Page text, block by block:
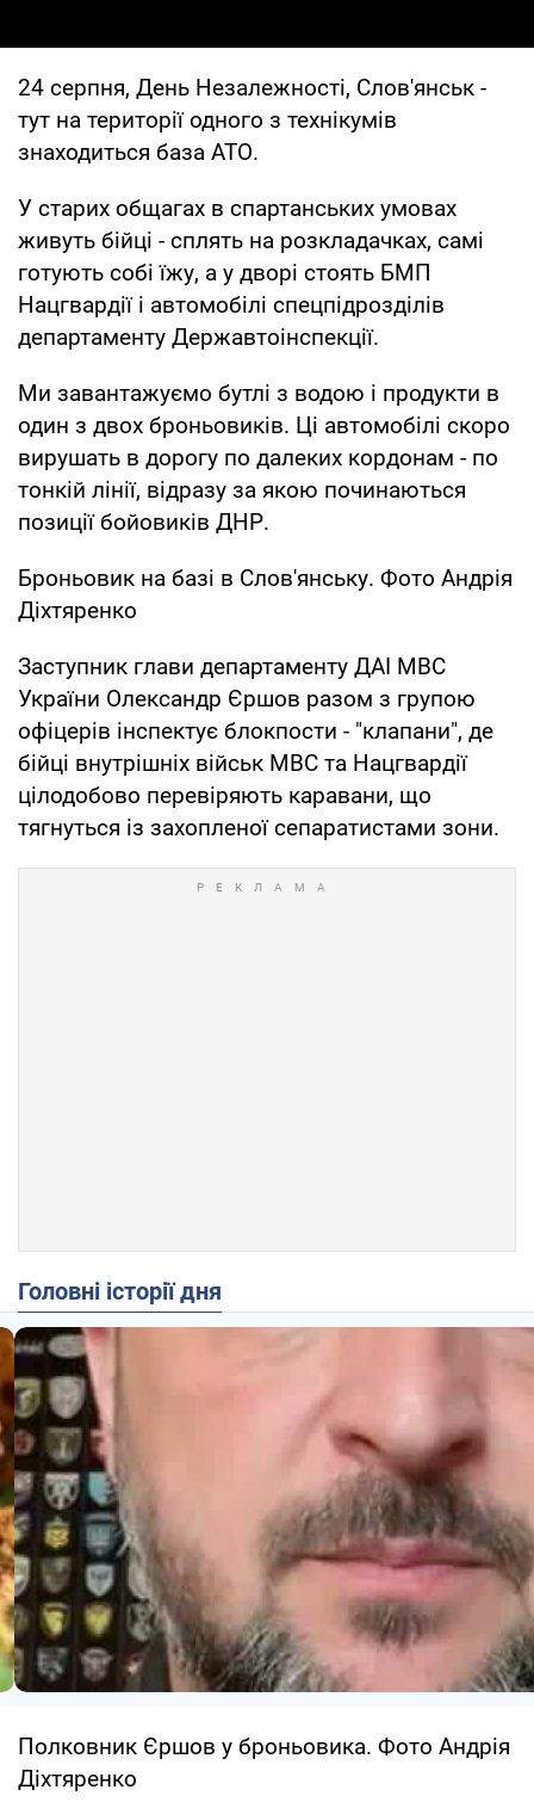
24 серпня, День Незалежності, Слов'янськ -
тут на території одного з технікумів
знаходиться база АТО.
У старих общагах в спартанських умовах
живуть бійці - сплять на розкладачках, самі
готують собі їжу, а у дворі стоять БМП
Нацгвардії і автомобілі спецпідрозділів
департаменту Державтоінспекції.
Ми завантажуємо бутлі з водою і продукти в
один з двох броньовиків. Ці автомобілі скоро
вирушать в дорогу по далеких кордонам - по
тонкій лінії, відразу за якою починаються
позиції бойовиків ДНР.
Броньовик на базі в Слов'янську. Фото Андрія
Діхтяренко
Заступник глави департаменту ДАІ МВС
України Олександр Єршов разом з групою
офіцерів інспектує блокпости - "клапани", де
бійці внутрішніх військ МВС та Нацгвардії
цілодобово перевіряють каравани, що
тягнуться із захопленої сепаратистами зони.
Головні історії дня
Полковник Єршов у броньовика. Фото Андрія
Діхтяренко